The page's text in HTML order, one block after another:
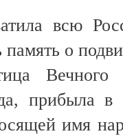
всю
память о
Вечного
прибыла
имя